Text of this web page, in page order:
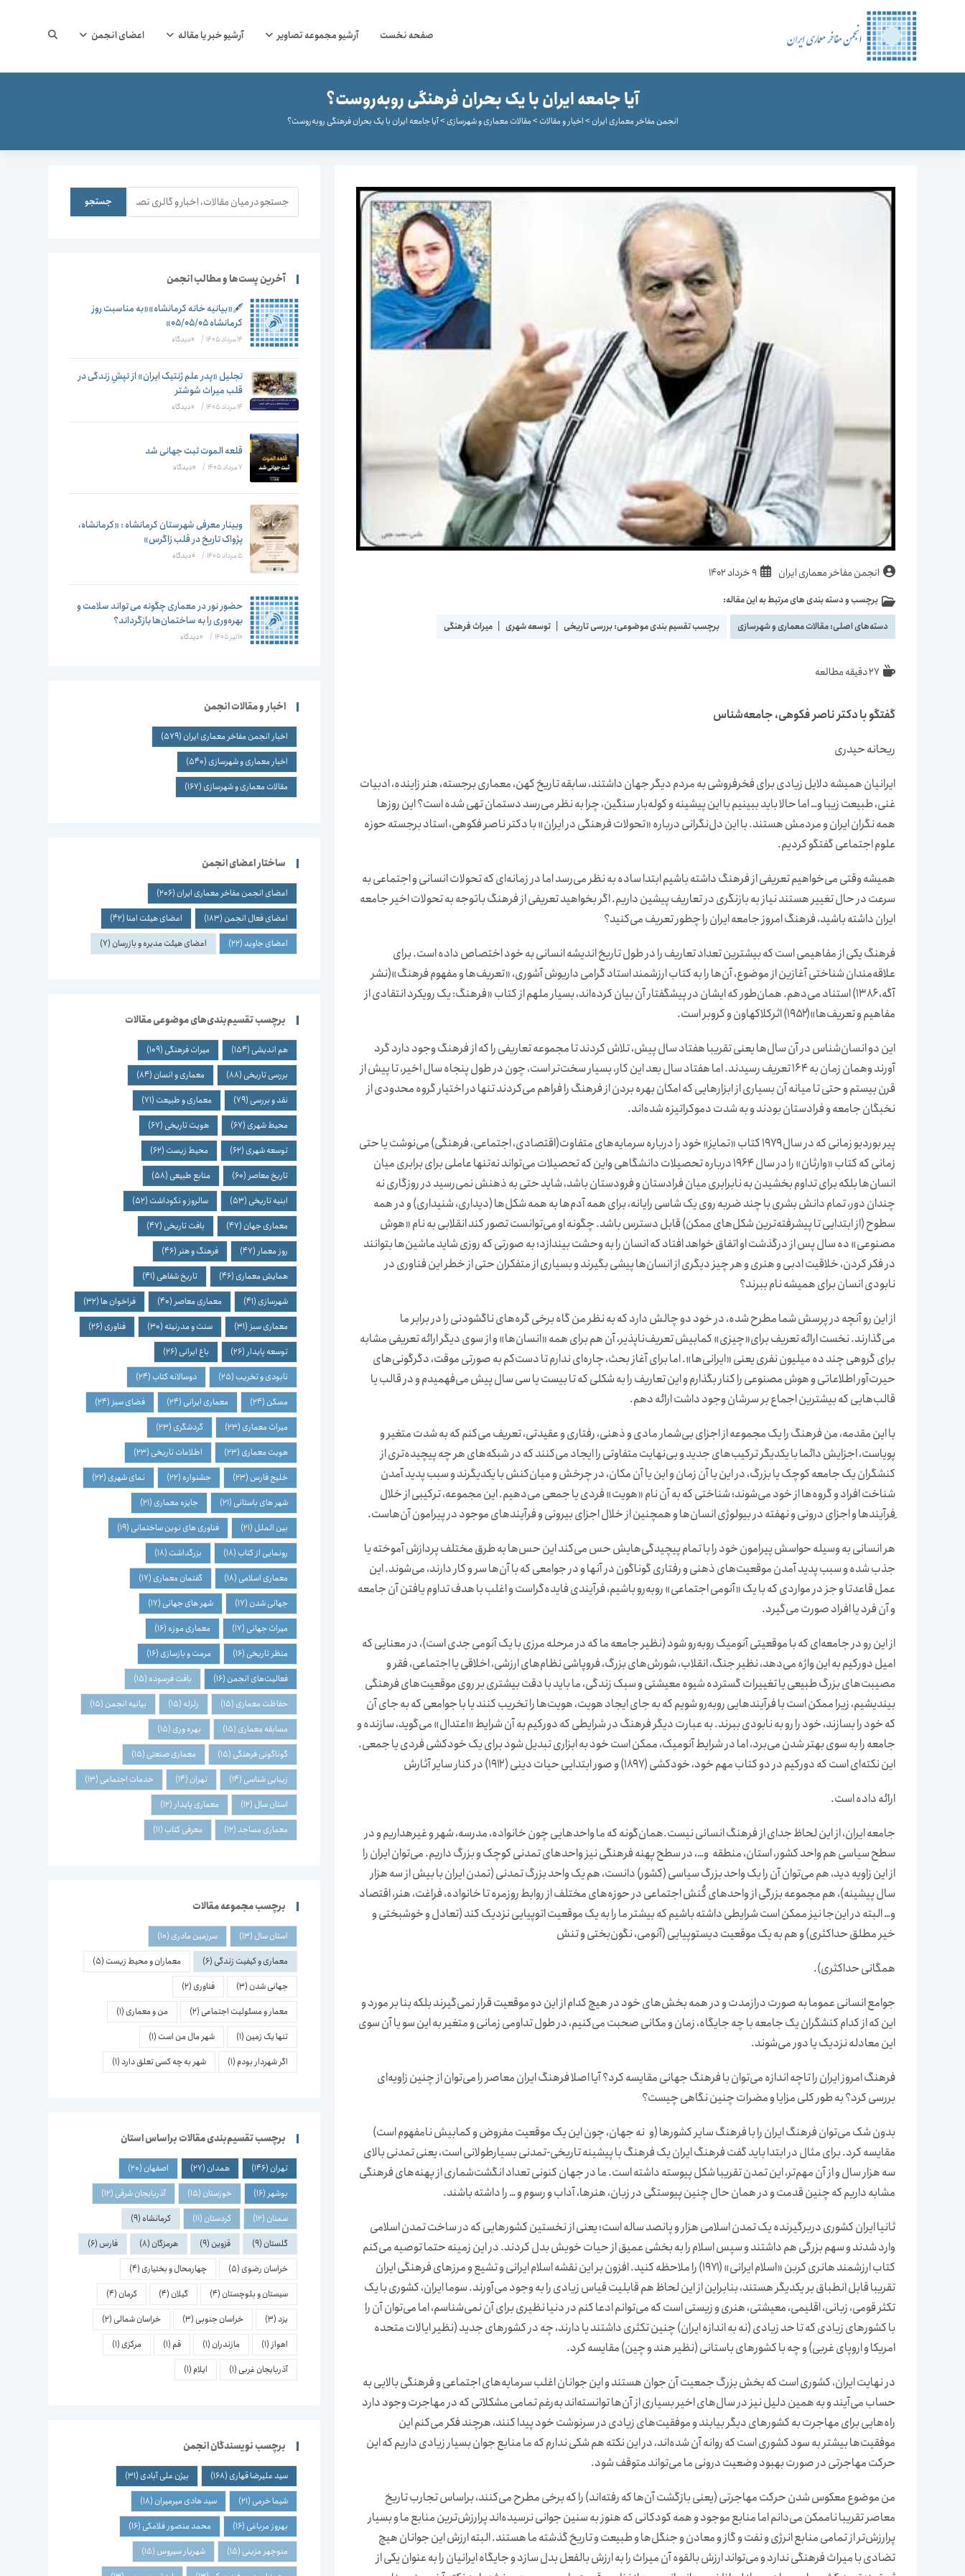
صفحه نخست آرشیو مجموعه تصاویر آرشیو خبر یا مقاله اعضای انجمن جستجوی
آیا جامعه ایران با یک بحران فرهنگی روبه‌روست؟
انجمن مفاخر معماری ایران >اخبار و مقالات >مقالات معماری و شهرسازی >آیا جامعه ایران با یک بحران فرهنگی روبه‌روست؟
نویسندهٔانجمن مفاخر معماری ایران نوشته
شده
است:
9 خرداد 1402
دسته‌
نوشته:
برچسب و دسته بندی های مرتبط به این مقاله:
دسته‌های اصلی:مقالات معماری و شهرسازی برچسب تقسیم بندی موضوعی:بررسی تاریخی توسعه شهری میراث فرهنگی
زمان27 دقیقه مطالعه
گفتگو با دکتر ناصر فکوهی، جامعه‌شناس
ریحانه حیدری
ایرانیان همیشه دلایل زیادی برای فخرفروشی به مردم دیگر جهان داشتند، سابقه تاریخ کهن، معماری برجسته، هنر زاینده، ادبیات
غنی، طبیعت زیبا و… اما حالا باید ببینیم با این پیشینه و کوله‌بار سنگین، چرا به نظر می‌رسد دستمان تهی شده است؟ این روزها
همه نگران ایران و مردمش هستند. با این دل‌نگرانی درباره «تحولات فرهنگی در ایران» با دکتر ناصر فکوهی، استاد برجسته حوزه
علوم اجتماعی گفتگو کردیم.
همیشه وقتی می‌خواهیم تعریفی از فرهنگ داشته باشیم ابتدا ساده به نظر می‌رسد اما در زمانه‌ای که تحولات انسانی و اجتماعی به
سرعت در حال تغییر هستند نیاز به بازنگری در تعاریف پیشین داریم. اگر بخواهید تعریفی از فرهنگ باتوجه به تحولات اخیر جامعه
ایران داشته باشید، فرهنگ امروز جامعه ایران را چطور تعریف می‌کنید؟
فرهنگ یکی از مفاهیمی است که بیشترین تعداد تعاریف را در طول تاریخ اندیشه انسانی به خود اختصاص داده است. برای
علاقه‌مندان شناختی آغازین از موضوع، آن‌ها را به کتاب ارزشمند استاد گرامی داریوش آشوری، «تعریف‌ها و مفهوم فرهنگ»(نشر
آگه، ۱۳۸۶) استناد می‌دهم. همان‌طور که ایشان در پیشگفتار آن بیان کرده‌اند، بسیار ملهم از کتاب «فرهنگ: یک رویکرد انتقادی از
مفاهیم و تعریف‌ها»(۱۹۵۲) اثرکلاکهاون و کروبر است.
این دو انسان‌شناس در آن سال‌ها یعنی تقریبا هفتاد سال پیش، تلاش کردند تا مجموعه تعاریفی را که از فرهنگ وجود دارد گرد
آورند وهمان زمان به ۱۶۴ تعریف رسیدند. اما هفتاد سال بعد این کار‌، بسیار سخت‌تر است، چون در طول پنجاه سال اخیر، تا پیش از
قرن بیستم و حتی تا میانه آن بسیاری از ابزارهایی که امکان بهره بردن از فرهنگ را فراهم می‌کردند تنها در اختیار گروه محدودی از
نخبگان جامعه و فرادستان بودند و به شدت دموکراتیزه شده‌اند.
پیر بوردیو زمانی که در سال ۱۹۷۹ کتاب «تمایز» خود را درباره سرمایه‌های متفاوت(اقتصادی، اجتماعی، فرهنگی) می‌نوشت یا حتی
زمانی که کتاب «وارثان» را در سال ۱۹۶۴ درباره تحصیلات دانشگاهی واین که تحصیلات می‌تواند نه‌تنها عاملی برای برابری میان
انسان‌ها بلکه برای تداوم بخشیدن به نابرابری میان فرادستان و فرودستان باشد، شاید حتی به ذهنش نمی‌رسید در روزگاری نه
چندان دور، تمام دانش بشری با چند ضربه روی یک شاسی رایانه، برای همه آدم‌ها به همه شکل‌ها (دیداری، شنیداری) و در همه
سطوح (از ابتدایی تا پیشرفته‌ترین شکل‌های ممکن) قابل دسترس باشد. چگونه او می‌توانست تصور کند انقلابی به نام «هوش
مصنوعی» ده سال پس از درگذشت او اتفاق خواهد افتاد که انسان را به وحشت بیندازد؛ به صورتی که روزی شاید ماشین‌ها بتوانند
در فکر کردن، خلاقیت ادبی و هنری و هر چیز دیگری از انسان‌ها پیشی بگیرند و بسیاری از متفکران حتی از خطر این فناوری در
نابودی انسان برای همیشه نام ببرند؟
از این رو آنچه در پرسش شما مطرح شده، در خود دو چالش دارد که به نظر من گاه برخی گره‌های ناگشودنی را در برابر ما
می‌گذارند. نخست ارائه تعریف برای«چیزی» کمابیش تعریف‌ناپذیر، آن هم برای همه «انسان‌ها» و از سوی دیگر ارائه تعریفی مشابه
برای گروهی چند ده میلیون نفری یعنی «ایرانی‌ها». اما برای آغاز بحث، چاره‌ای ندارم تا دست‌کم به صورتی موقت، دگرگونی‌های
حیرت‌آور اطلاعاتی و هوش مصنوعی را کنار بگذارم و این تعاریف را به شکلی که تا بیست یا سی سال پیش می‌فهمیدم و در قالب یا
قالب‌هایی که بیشترین اجماع بر سرشان وجود داشت ارائه دهم.
با این مقدمه، من فرهنگ را یک مجموعه از اجزای بی‌شمار مادی و ذهنی، رفتاری و عقیدتی، تعریف می‌کنم که به شدت متغیر و
پویاست، اجزایش دائما با یکدیگر ترکیب‌های جدید و بی‌نهایت متفاوتی را ایجاد می‌کنند که در شبکه‌های هر چه پیچیده‌تری از
کنشگران یک جامعه کوچک یا بزرگ، در این یا آن زمان و این یا آن مکان، در چرخش و میان‌کنش با یکدیگرند و سبب پدید آمدن
شناخت افراد و گروه‌ها از خود می‌شوند؛ شناختی که به آن نام «هویت» فردی یا جمعی می‌دهیم. این مجموعه، ترکیبی از خلال
ِفرآیندها و اجزای درونی و نهفته در بیولوژی انسان‌ها و همچنین از خلال اجزای بیرونی و فرآیند‌های موجود در پیرامون آن‌هاست.
هر انسانی به وسیله حواسش پیرامون خود را با تمام پیچیدگی‌هایش حس می‌کند این حس‌ها به طرق مختلف پردازش آموخته یا
جذب شده و سبب پدید آمدن موقعیت‌های ذهنی و رفتاری گوناگون در آن‎ها و در جوامعی که با آن‌ها سر و کار دارند، می‌شوند. این
عمل قاعدتا و جز در مواردی که با یک «آنومی اجتماعی» روبه‌رو باشیم، فرآیندی فایده‌گراست و اغلب با هدف تداوم یافتن آن جامعه
و آن فرد یا افراد صورت می‌گیرد.
از این رو در جامعه‌ای که با موقعیتی آنومیک روبه‌رو شود (نظیر جامعه ما که در مرحله مرزی با یک آنومی جدی است)، در معنایی که
امیل دورکیم به این واژه می‌دهد، نظیر جنگ، انقلاب، شورش‌های بزرگ، فروپاشی نظام‌های ارزشی، اخلاقی یا اجتماعی، فقر و
مصیبت‌های بزرگ طبیعی یا تغییرات گسترده شیوه معیشتی و سبک زندگی، ما باید با دقت بیشتری بر روی موقعیت‌های فرهنگی
بیندیشیم، زیرا ممکن است با فرآیندهایی روبه‌رو شویم که به جای ایجاد هویت، هویت‌ها را تخریب کنند یا با جوامعی که به جای آن
که خود را بسازند، خود را رو به نابودی ببرند. به عبارت دیگر فرهنگ در شرایطی که دورکیم به آن شرایط «اعتدال» می‌گوید، سازنده و
جامعه را به سوی بهتر شدن می‌برد، اما در شرایط آنومیک، ممکن است خود به ابزاری تبدیل شود برای یک خودکشی فردی یا جمعی.
این نکته‌ای است که دورکیم در دو کتاب مهم خود، خودکشی (۱۸۹۷) و صور ابتدایی حیات دینی (۱۹۱۲) در کنار سایر آثارش
ارائه داده است.
جامعه ایران، از این لحاظ جدای از فرهنگ انسانی نیست.همان‌گونه که ما واحدهایی چون خانواده، مدرسه، شهر و غیرهداریم و در
سطح سیاسی هم واحد کشور، استان، منطقه و…، در سطح پهنه فرهنگی نیز واحدهای تمدنی کوچک و بزرگ داریم. می‌توان ایران را
از این زاویه دید، هم می‌توان آن را یک واحد بزرگ سیاسی (کشور) دانست، هم یک واحد بزرگ تمدنی (تمدن ایران با بیش از سه هزار
سال پیشینه)، هم مجموعه بزرگی از واحدهای کُنش اجتماعی در حوزه‌های مختلف از روابط روزمره تا خانواده، فراغت، هنر، اقتصاد
و… البته در این‌جا نیز ممکن است شرایطی داشته باشیم که بیشتر ما را به یک موقعیت اتوپیایی نزدیک کند (تعادل و خوشبختی و
خیر مطلق حداکثری) و هم به یک موقعیت دیستوپیایی (آنومی، نگون‌بختی و تنش
همگانی حداکثری).
جوامع انسانی عموما به صورت درازمدت و در همه بخش‌های خود در هیچ کدام از این دو موقعیت قرار نمی‌گیرند بلکه بنا بر مورد و
این که از کدام کنشگران یک جامعه با چه جایگاه‌، زمان و مکانی صحبت می‌کنیم، در طول تداومی زمانی و متغیر به این سو یا آن سوی
این معادله نزدیک یا دور می‌شوند.
فرهنگ امروز ایران را تاچه اندازه می‌توان با فرهنگ جهانی مقایسه کرد؟ آیا اصلا فرهنگ ایران معاصر را می‌توان از چنین زاویه‌ای
بررسی کرد؟ به طور کلی مزایا و مضرات چنین نگاهی چیست؟
بدون شک می‌توان فرهنگ ایران را با فرهنگ سایر کشورها (و نه جهان، چون این یک موقعیت مفروض و کمابیش نامفهوم است)
مقایسه کرد. برای مثال در ابتدا باید گفت فرهنگ ایران یک فرهنگ با پیشینه تاریخی-تمدنی بسیارطولانی است، یعنی تمدنی بالای
سه هزار سال و از آن مهم‌تر، این تمدن تقریبا شکل پیوسته داشته است. ما در جهان کنونی تعداد انگشت‌شماری از پهنه‌های فرهنگی
مشابه داریم که چنین قدمت و در همان حال چنین پیوستگی در زبان، هنرها، آداب و رسوم و … را داشته باشند.
ثانیا ایران کشوری دربرگیرنده یک تمدن اسلامی هزار و پانصد ساله است؛ یعنی از نخستین کشورهایی که در ساخت تمدن اسلامی
وارد شدند و سهم بزرگی هم داشتند و سپس اسلام را به بخشی عمیق از حیات خویش بدل کردند. در این زمینه حتما توصیه می‌کنم
کتاب ارزشمند هانری کربن «اسلام ایرانی» (۱۹۷۱) را ملاحظه کنید. افزون بر این نقشه اسلام ایرانی و تشیع و مرزهای فرهنگی ایران
تقریبا قابل انطباق بر یکدیگر هستند، بنابراین از این لحاظ هم قابلیت قیاس زیادی را به وجود می‌آورند. سوما ایران، کشوری با یک
تکثر قومی، زبانی، اقلیمی، معیشتی، هنری و زیستی است که می‌توانم ادعا کنم در دنیا نظیری برای آن نمی‌شناسم، اما می‌توان آن را
با کشورهای زیادی که تا حد زیادی (نه به اندازه ایران) چنین تکثری داشتند یا دارند، چه در کشورهای جدید (نظیر ایالات متحده
امریکا و اروپای غربی) و چه با کشورهای باستانی (نظیر هند و چین) مقایسه کرد.
در نهایت ایران، کشوری است که بخش بزرگ جمعیت آن جوان هستند و این جوانان اغلب سرمایه‌های اجتماعی و فرهنگی بالایی به
حساب می‌آیند و به همین دلیل نیز در سال‌های اخیر بسیاری از آن‌ها توانسته‌اند به‌رغم تمامی مشکلاتی که در مهاجرت وجود دارد
راه‌هایی برای مهاجرت به کشورهای دیگر بیابند و موفقیت‌های زیادی در سرنوشت خود پیدا کنند، هرچند فکر می‌کنم این
موفقیت‌ها بیشتر به سود کشوری است که روانه آن شده‌اند، در این نکته هم شکی ندارم که ما منابع جوان بسیار زیادی داریم که این
حرکت مهاجرتی در صورت بهبود وضعیت درونی ما می‌تواند متوقف شود.
من موضوع معکوس شدن حرکت مهاجرتی (یعنی بازگشت آن‌ها که رفته‌اند) را که برخی مطرح می‌کنند، براساس تجارب تاریخ
معاصر تقریبا ناممکن می‌دانم اما منابع موجود و همه کودکانی که هنوز به سنین جوانی نرسیده‌اند پرارزش‌ترین منابع ما و بسیار
پرارزش‌تر از تمامی منابع انرژی و نفت و گاز و معادن و جنگل‌‌ها و طبیعت و تاریخ گذشته ما هستند. البته ارزش این‌ جوانان هیچ
تضادی با میراث فرهنگی ندارد و می‌تواند ارزش بالقوه آن میراث را به ارزش بالفعل بدل سازد و جایگاه ایرانیان را به عنوان یکی از
جستجو جستجو
آخرین پست‌ها و مطالب انجمن
🖋️«بیانیه خانه کرمانشاه»«به مناسبت روز
کرمانشاه ۰۵/۰۵/۰۵»
14 مرداد 1405 / ۰ دیدگاه
تجلیل «پدر علم ژنتیک ایران» از تپشِ زندگی در
قلب میراث شوشتر
14 مرداد 1405 / ۰ دیدگاه
قلعه الموت ثبت جهانی شد
7 مرداد 1405 / ۰ دیدگاه
وبینار معرفی شهرستان کرمانشاه : «کرمانشاه،
پژواک تاریخ در قلب زاگرس»
5 مرداد 1405 / ۰ دیدگاه
حضور نور در معماری چگونه می تواند سلامت و
بهره‌وری را به ساختمان‌ها بازگرداند؟
10 تیر 1405 / ۰ دیدگاه
اخبار و مقالات انجمن
اخبار انجمن مفاخر معماری ایران (579)
اخبار معماری و شهرسازی (540)
مقالات معماری و شهرسازی (167)
ساختار اعضای انجمن
اعضای انجمن مفاخر معماری ایران (206)
اعضای فعال انجمن (183) اعضای هیئت امنا(42)
اعضای جاوید(22) اعضای هیئت مدیره و بازرسان (7)
برچسب تقسیم‌بندی‌های موضوعی مقالات
هم اندیشی (154) میراث فرهنگی (109)
بررسی تاریخی (88) معماری و انسان (84)
نقد و بررسی (79) معماری و طبیعت (71)
محیط شهری (67) هویت تاریخی (67)
توسعه شهری (62) محیط زیست (62)
تاریخ معاصر (60) منابع طبیعی (58)
ابنیه تاریخی (53) سالروز و نکوداشت (52)
معماری جهان (47) بافت تاریخی (47)
روز معمار (47) فرهنگ و هنر (46)
همایش معماری (46) تاریخ شفاهی (41)
شهرسازی (41) معماری معاصر (40) فراخوان ها(32)
معماری سبز (31) سنت و مدرنیته (30) فناوری (26)
توسعه پایدار (26) باغ ایرانی (26)
نابودی و تخریب (25) دوسالانه کتاب (24)
مسکن (24) معماری ایرانی (24) فضای سبز (24)
میراث معماری (23) گردشگری (23)
هویت معماری (23) اطلاعات تاریخی (23)
خلیج فارس (23) جشنواره (22) نمای شهری (22)
شهر های باستانی (21) جایزه معماری (21)
بین الملل (21) فناوری های نوین ساختمانی (19)
رونمایی از کتاب (18) بزرگداشت (18)
معماری اسلامی (18) گفتمان معماری (17)
جهانی شدن (17) شهر های جهانی (17)
میراث جهانی (17) معماری موزه (16)
منظر تاریخی (16) مرمت و بازسازی (16)
فعالیت‌های انجمن (16) بافت فرسوده (15)
حفاظت معماری (15) زلزله (15) بیانیه انجمن (15)
مسابقه معماری (15) بهره وری (15)
گوناگونی فرهنگی (15) معماری صنعتی (15)
زیبایی شناسی (14) تهران (14) خدمات اجتماعی (13)
استان سال (12) معماری پایدار (12)
معماری مساجد(12) معرفی کتاب (11)
برچسب مجموعه مقالات
استان سال (13) سرزمین مادری (10)
معماری و کیفیت زندگی (6) معماران و محیط زیست (5)
جهانی شدن (3) فناوری (2)
معمار و مسئولیت اجتماعی (2) من و معماری (1)
تنها یک زمین (1) شهر مال من است (1)
اگر شهردار بودم (1) شهر به چه کسی تعلق دارد(1)
برچسب تقسیم‌بندی مقالات براساس استان
تهران (146) همدان (27) اصفهان (20)
بوشهر (16) خوزستان (15) آذربایجان شرقی (12)
سمنان (12) کردستان (11) کرمانشاه (9)
گلستان (9) قزوین (9) هرمزگان (8) فارس (6)
خراسان رضوی (5) چهارمحال و بختیاری (4)
سیستان و بلوچستان (4) گیلان (4) کرمان (4)
یزد(3) خراسان جنوبی (3) خراسان شمالی (2)
اهواز (1) مازندران (1) قم (1) مرکزی (1)
آذربایجان غربی (1) ایلام (1)
برچسب نویسندگان انجمن
سید علیرضا قهاری (168) بیژن علی آبادی (31)
شیما خرمی (21) سید هادی میرمیران (18)
بهروز مرباغی (16) محمد منصور فلامکی (16)
منوچهر مزینی (15) شهریار سیروس (15)